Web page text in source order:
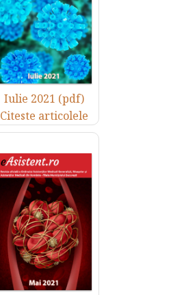
Iulie 2021 (pdf)
Citeste articolele